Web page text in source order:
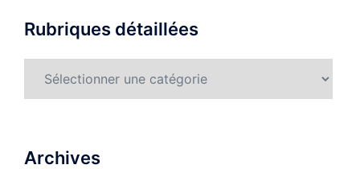
Rubriques détaillées
détaillées
Archives